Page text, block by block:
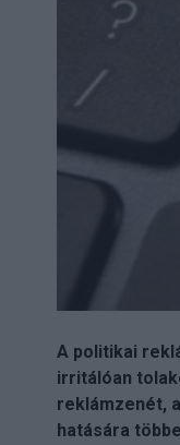
A politikai
irritálóan
reklámzenét,
hatására